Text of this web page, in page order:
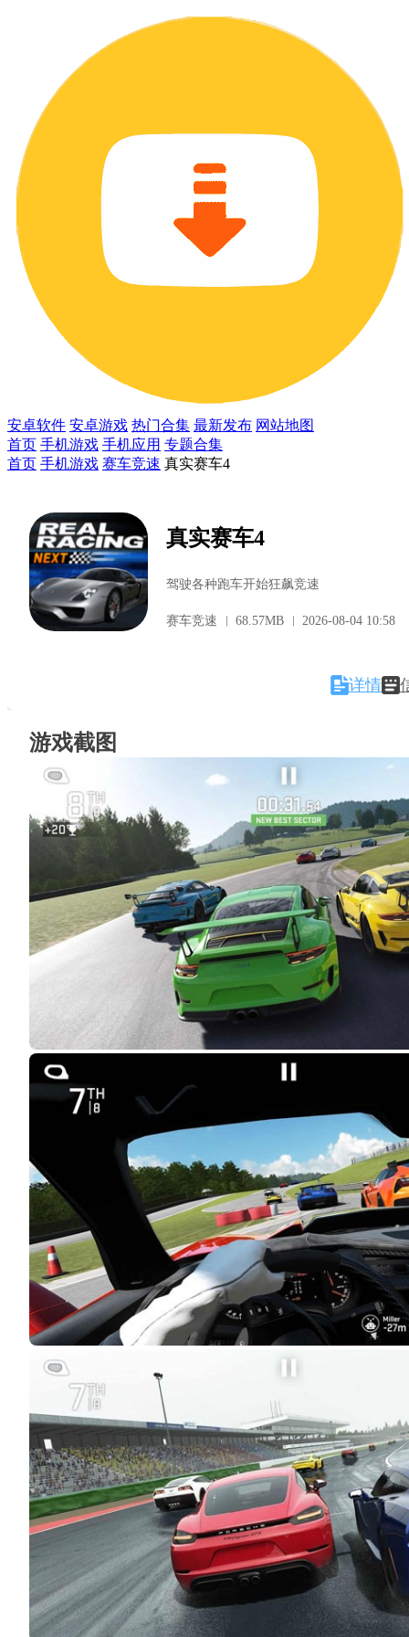
安卓软件 安卓游戏 热门合集 最新发布 网站地图
首页 手机游戏 手机应用 专题合集
首页 手机游戏 赛车竞速 真实赛车4
真实赛车4
驾驶各种跑车开始狂飙竞速
赛车竞速 68.57MB 2026-08-04 10:58
详情
游戏截图